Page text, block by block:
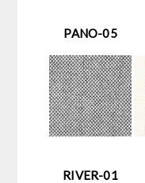
PANO-05
RIVER-01